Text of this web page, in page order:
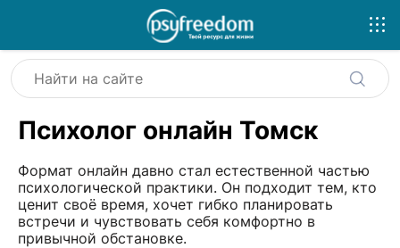
Психолог онлайн Томск
Формат онлайн давно стал естественной частью
психологической практики. Он подходит тем, кто
ценит своё время, хочет гибко планировать
встречи и чувствовать себя комфортно в
привычной обстановке.